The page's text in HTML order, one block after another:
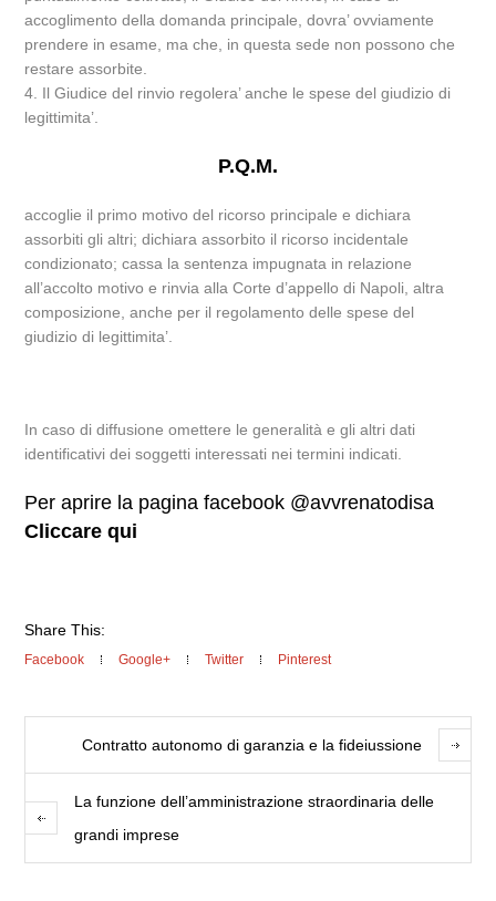
accoglimento della domanda principale, dovra’ ovviamente
prendere in esame, ma che, in questa sede non possono che
restare assorbite.
4. Il Giudice del rinvio regolera’ anche le spese del giudizio di
legittimita’.
P.Q.M.
accoglie il primo motivo del ricorso principale e dichiara
assorbiti gli altri; dichiara assorbito il ricorso incidentale
condizionato; cassa la sentenza impugnata in relazione
all’accolto motivo e rinvia alla Corte d’appello di Napoli, altra
composizione, anche per il regolamento delle spese del
giudizio di legittimita’.
In caso di diffusione omettere le generalità e gli altri dati
identificativi dei soggetti interessati nei termini indicati.
Per aprire la pagina facebook @avvrenatodisa
Cliccare qui
Share This:
Facebook Google+ Twitter Pinterest
Contratto autonomo di garanzia e la fideiussione
La funzione dell’amministrazione straordinaria delle
grandi imprese